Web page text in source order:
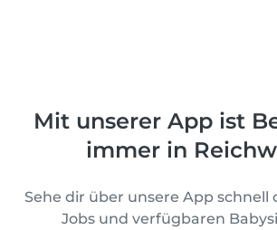
Mit unserer App ist
immer in
Sehe dir über unsere App schnell
Jobs und verfügbaren